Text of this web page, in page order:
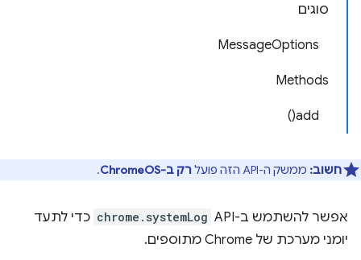
סוגים
MessageOptions
Methods
add()
חשוב: ממשק ה-API הזה פועל רק ב-ChromeOS .
אפשר להשתמש ב-API‏ chrome.systemLog כדי לתעד
יומני מערכת של Chrome מתוספים.